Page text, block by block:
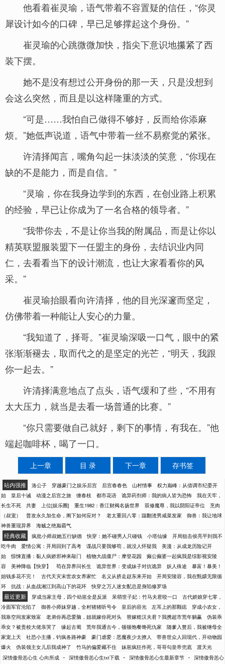
他看着崔灵瑜，语气带着不容置疑的信任，“你灵
犀设计如今的口碑，早已足够撑起这个身份。”
崔灵瑜的心跳微微加快，指尖下意识地攥紧了西
装下摆。
她不是没有想过公开身份的那一天，只是没想到
会这么突然，而且是以这样隆重的方式。
“可是……我怕自己做得不够好，反而给你添麻
烦。”她低声说道，语气中带着一丝不易察觉的紧张。
许清择闻言，嘴角勾起一抹淡淡的笑意，“你现在
缺的不是能力，而是自信。”
“灵瑜，你在我身边学到的东西，在创业路上积累
的经验，早已让你成为了一名合格的领导者。”
“我带你去，不是让你当我的附属品，而是让你以
精英联盟服装盟下一任盟主的身份，去结识业内同
仁，去看看当下的设计潮流，也让大家看看你的风
采。”
崔灵瑜抬眼看向许清择，他的目光深邃而坚定，
仿佛带着一种能让人安心的力量。
“我知道了，择哥。”崔灵瑜深吸一口气，眼中的紧
张渐渐褪去，取而代之的是坚定的光芒，“明天，我跟
你一起去。”
许清择满意地点了点头，语气缓和了些，“不用有
太大压力，就当是去看一场普通的比赛。”
“你只需要做自己就好，剩下的事情，有我在。”他
端起咖啡杯，喝了一口。
上一章 目 录 下一章 存书签
站内强推 洛公子 穿越豪门之娱乐后宫 后宫春春色 山村情事
权力巅峰：从借调市纪委开
始
皇后十诫 动漫之后宫之旅 缠春枝 都市花语 诡异药剂师：我的病人皆为恐怖
我在天牢，
长生不死
共妻 上位[娱乐圈] 重生1982：香江财阀名扬世界 双修魔尊，我以阴阳证帝位
烹肉
（叔宠）
普攻永久加生命，阁下如何应对？ 老太重回八零：踹翻渣男咸菜发家
御兽：我让地球
神兽重现异界
海贼之绝巅霸气
经典收藏 疯批小师叔她五行缺德 快穿：她不碰男人只碰钱 小塔仙缘
开局狙击侯亮平到我不
吃牛肉
爱情公寓：开局回到了高考 谍战只要我够苟，就没人怀疑我
美漫：从成龙历险记开
始
惊悚直播：黏人病娇邪神来敲门 植物大战僵尸：摩登花园
癫公癫婆一起疯我是综影视安陵
容
美神降临【快穿】 苟在异界问长生 诡异世界：变成妹子对抗诡异 妖人殊途
暴富！暴美！
姐钱多花不完！
古代天灾末世农女养家忙 名义从挤走赵东来开始
开局安陵容，我在甄嬛无限循
环
抗战：从血战湘江到高山下的花环 快穿之万人迷女配总是身陷修罗场
最近更新 穿成当家主母，四个幼崽全是反派 呆萌世子妃：竹马夫君咬一口
古代娇娘穿七零，
冷面军官沦陷了
御兽小师妹穿越，全村猪猪听号令 皇后的容光 左耳上的那颗痣
穿成小农女，
我靠空间发家致富
老弟你再恋爱脑，姐就嫁你死对头 替嫁糙汉夫君？我携超市荒年躺赢
伪装乖
乖女？被贵校大佬亲哭了
缘起古蜀 荒年我通古今，顿顿饱餐馋死仇家
随爹入赘后，我被继母全
家宠上天
社恐小主播，钓疯各路神豪 豪门虐爱：恶魔夜少太撩人
带兽世众人回现代，开动物园
爆火
伪装领主女儿后我成神了 竹马的偏爱藏不住 妹崽疯狂作死，哥哥勾皇帝兜底
渡天光
深情傲骨恙心生 心向所成 - 深情傲骨恙心生txt下载 - 深情傲骨恙心生最新章节 - 深情傲骨恙心